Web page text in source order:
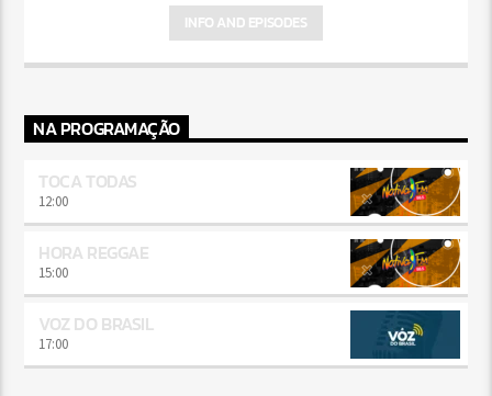
INFO AND EPISODES
NA PROGRAMAÇÃO
TOCA TODAS
12:00
HORA REGGAE
15:00
VOZ DO BRASIL
17:00